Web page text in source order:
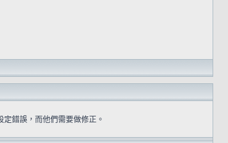
錯誤，而他們需要做修正。